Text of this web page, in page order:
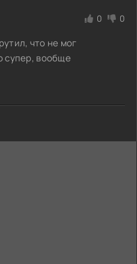
0 0
что не мог
супер, вообще